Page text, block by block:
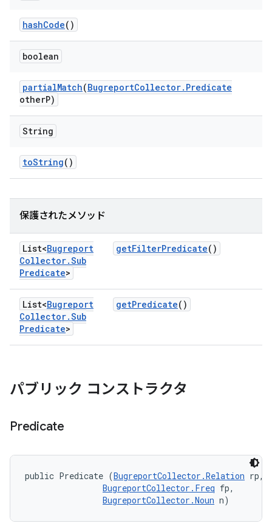
hashCode()
boolean
partialMatch(BugreportCollector. Predicate
otherP)
String
toString()
保護されたメソッド
List<Bugreport
Collector.Sub
Predicate>
getFilterPredicate()
List<Bugreport
Collector.Sub
Predicate>
getPredicate()
パブリック コンストラクタ
Predicate
public Predicate (BugreportCollector.Relation rp,
BugreportCollector.Freq fp,
BugreportCollector.Noun n)